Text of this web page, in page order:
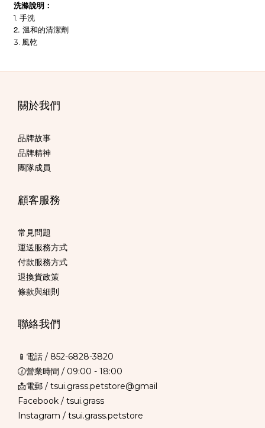
洗滌說明：
1. 手洗
2. 溫和的清潔劑
3. 風乾
關於我們
品牌故事
品牌精神
團隊成員
顧客服務
常見問題
運送服務方式
付款服務方式
退換貨政策
條款與細則
聯絡我們
📱電話 / 852-6828-3820
🕜營業時間 / 09:00 - 18:00
📩電郵 / tsui.grass.petstore@gmail
Facebook / tsui.grass
Instagram / tsui.grass.petstore